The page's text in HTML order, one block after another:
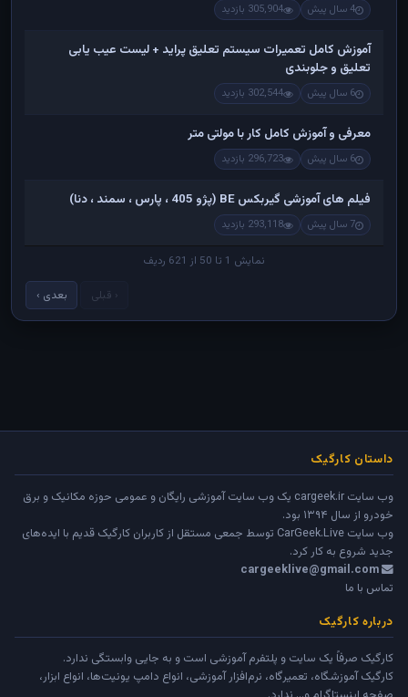
4 سال پیش 305,904 بازدید
آموزش کامل تعمیرات سیستم تعلیق پراید + لیست عیب یابی
تعلیق و جلوبندی
6 سال پیش 302,544 بازدید
معرفی و آموزش کامل کار با مولتی متر
6 سال پیش 296,723 بازدید
فیلم های آموزشی گیربکس BE (پژو 405 ، پارس ، سمند ، دنا)
7 سال پیش 293,118 بازدید
نمایش 1 تا 50 از 621 ردیف
‹ قبلی بعدی ›
داستان کارگیک
وب سایت cargeek.ir یک وب سایت آموزشی رایگان و عمومی حوزه مکانیک و برق
خودرو از سال ۱۳۹۴ بود.
وب سایت CarGeek.Live توسط جمعی مستقل از کاربران کارگیک قدیم با ایده‌های
جدید شروع به کار کرد.
cargeeklive@gmail.com
تماس با ما
درباره کارگیک
کارگیک صرفاً یک سایت و پلتفرم آموزشی است و به جایی وابستگی ندارد.
کارگیک آموزشگاه، تعمیرگاه، نرم‌افزار آموزشی، انواع دامپ یونیت‌ها، انواع ابزار،